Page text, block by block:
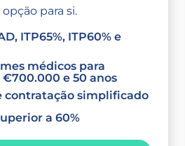
para si.
ITP65%, ITP60% e
médicos para
e 50 anos
contratação simplificado
a 60%